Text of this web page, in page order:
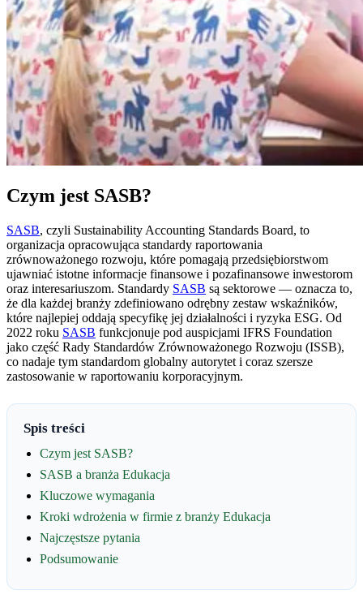
Czym jest SASB?
SASB, czyli Sustainability Accounting Standards Board, to
organizacja opracowująca standardy raportowania
zrównoważonego rozwoju, które pomagają przedsiębiorstwom
ujawniać istotne informacje finansowe i pozafinansowe inwestorom
oraz interesariuszom. Standardy SASB są sektorowe — oznacza to,
że dla każdej branży zdefiniowano odrębny zestaw wskaźników,
które najlepiej oddają specyfikę jej działalności i ryzyka ESG. Od
2022 roku SASB funkcjonuje pod auspicjami IFRS Foundation
jako część Rady Standardów Zrównoważonego Rozwoju (ISSB),
co nadaje tym standardom globalny autorytet i coraz szersze
zastosowanie w raportowaniu korporacyjnym.
Spis treści
Czym jest SASB?
SASB a branża Edukacja
Kluczowe wymagania
Kroki wdrożenia w firmie z branży Edukacja
Najczęstsze pytania
Podsumowanie